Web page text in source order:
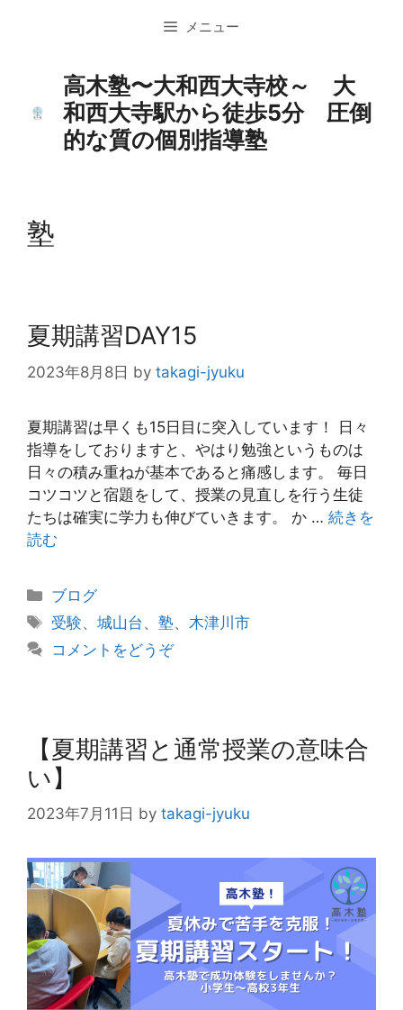
メニュー
高木塾〜大和西大寺校～ 大
和西大寺駅から徒歩5分 圧倒
的な質の個別指導塾
塾
夏期講習DAY15
2023年8月8日 by takagi-jyuku
夏期講習は早くも15日目に突入しています！ 日々
指導をしておりますと、やはり勉強というものは
日々の積み重ねが基本であると痛感します。 毎日
コツコツと宿題をして、授業の見直しを行う生徒
たちは確実に学力も伸びていきます。 か … 続きを
読む
カ
テ
リ
ブログ
タ
受験、城山台 、塾、 木津川市
コメントをどうぞ
【夏期講習と通常授業の意味合
い】
2023年7月11日 by takagi-jyuku